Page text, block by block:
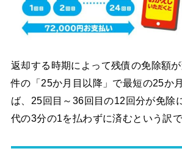
返却する時期によって残債の免除額
件の「25か月目以降」で最短の25か
ば、25回目～36回目の12回分が免除
代の3分の1を払わずに済むという訳で